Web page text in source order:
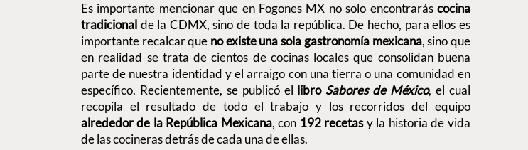
Es importante mencionar que en Fogones MX no solo encontrarás cocina
tradicional de la CDMX, sino de toda la república. De hecho, para ellos es
importante recalcar que no existe una sola gastronomía mexicana, sino que
en realidad se trata de cientos de cocinas locales que consolidan buena
parte de nuestra identidad y el arraigo con una tierra o una comunidad en
específico. Recientemente, se publicó el libro Sabores de México, el cual
recopila el resultado de todo el trabajo y los recorridos del equipo
alrededor de la República Mexicana, con 192 recetasy la historia de vida
de las cocineras detrás de cada una de ellas.